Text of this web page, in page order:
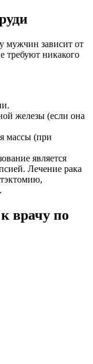
мужчин зависит от
никакого
железы (если она
массы (при
является
Лечение рака
врачу по